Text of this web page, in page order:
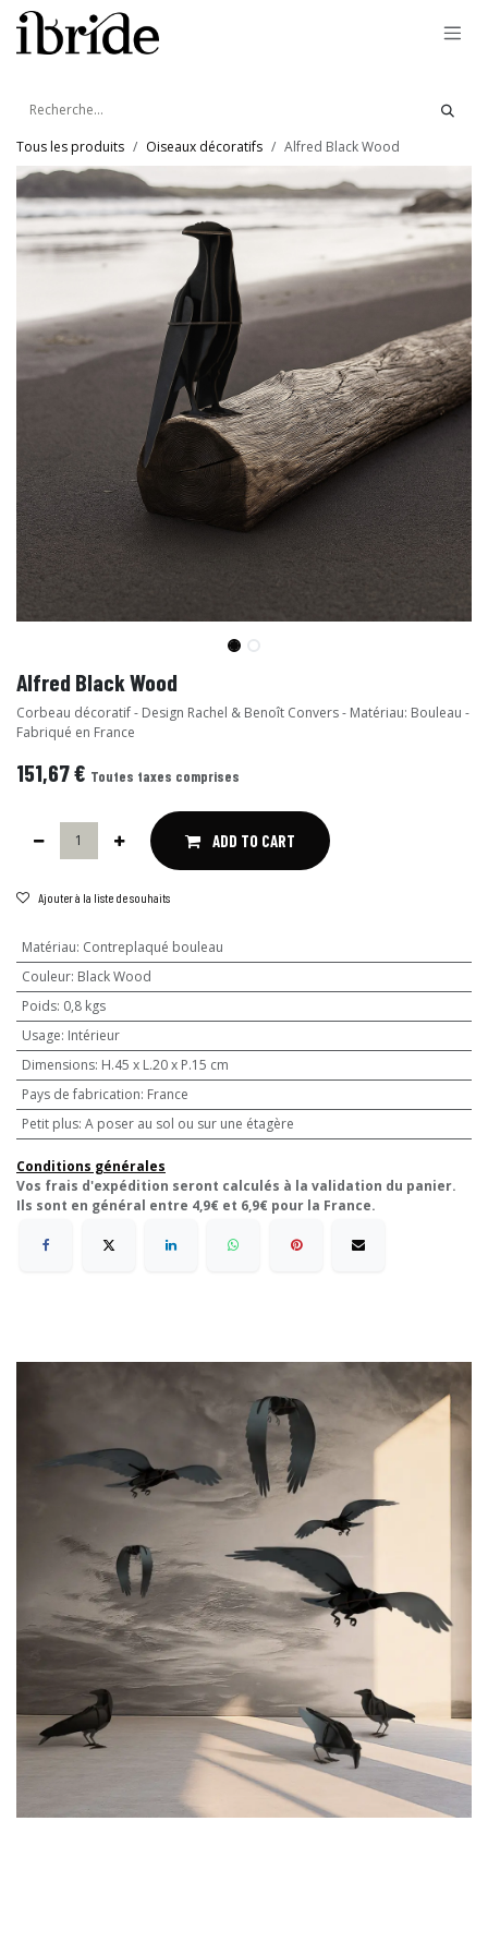
Se rendre au contenu
Tous les produits Oiseaux décoratifs Alfred Black Wood
Alfred Black Wood
Corbeau décoratif - Design Rachel & Benoît Convers - Matériau: Bouleau -
Fabriqué en France
151,67€ Toutes taxes comprises
ADD TO CART
Ajouter à la liste de souhaits
Matériau: Contreplaqué bouleau
Couleur: Black Wood
Poids: 0,8 kgs
Usage: Intérieur
Dimensions: H.45 x L.20 x P.15 cm
Pays de fabrication: France
Petit plus: A poser au sol ou sur une étagère
Conditions générales
Vos frais d'expédition seront calculés à la validation du panier.
Ils sont en général entre 4,9€ et 6,9€ pour la France.